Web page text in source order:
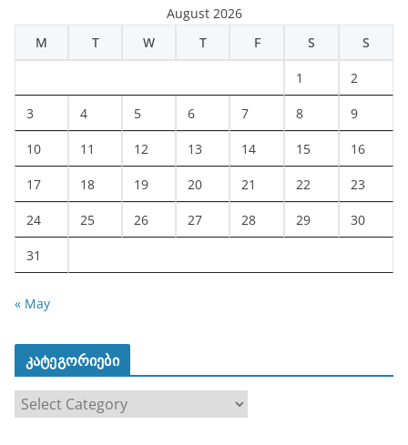
August 2026
M
T W T F S S
1 2
3 4 5 6 7 8 9
10 11 12 13 14 15 16
17 18 19 20 21 22 23
24 25 26 27 28 29 30
31
« May
კატეგორიები
ა